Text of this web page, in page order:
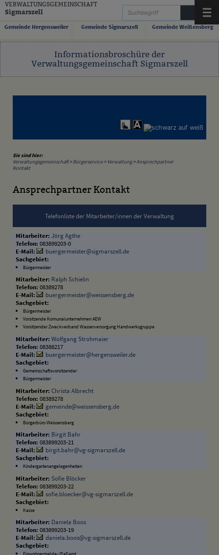
Zum Inhalt,zur Navigationoderzur Startseite springen.
VERWALTUNGSGEMEINSCHAFT
Sigmarszell
Gemeinde Hergensweiler Gemeinde Sigmarszell Gemeinde Weißensberg
Informationsbroschüre der
Verwaltungsgemeinschaft Sigmarszell
Sie sind hier:
Verwaltungsgemeinschaft>Bürgerservice> Verwaltung>Ansprechpartner
Kontakt
Ansprechpartner Kontakt
Telefonliste der Mitarbeiter/innen der Verwaltung
Jörg Agthe
083899203-0
buergermeister@sigmarszell.de
Bürgermeister
Ralph Schielin
08389278
buergermeister@weissensberg.de
Bürgermeister
Vorsitzende Komunalunternehmen AEW
Vorsitzender Zweckverband Wasserversorgung Handwerksgruppe
Wolfgang Strohmaier
08388217
buergermeister@hergensweiler.de
Gemeinschaftsvorsitzender
Bürgermeister
Christa Albrecht
08389278
gemeinde@weissensberg.de
Bürgerbüro Weissensberg
Birgit Bahr
083899203-21
birgit.bahr@vg-sigmarszell.de
Kindergartenangelegenheiten
Sofie Blöcker
083899203-22
sofie.bloecker@vg-sigmarszell.de
Kasse
Daniela Boos
083899203-19
daniela.boos@vg-sigmarszell.de